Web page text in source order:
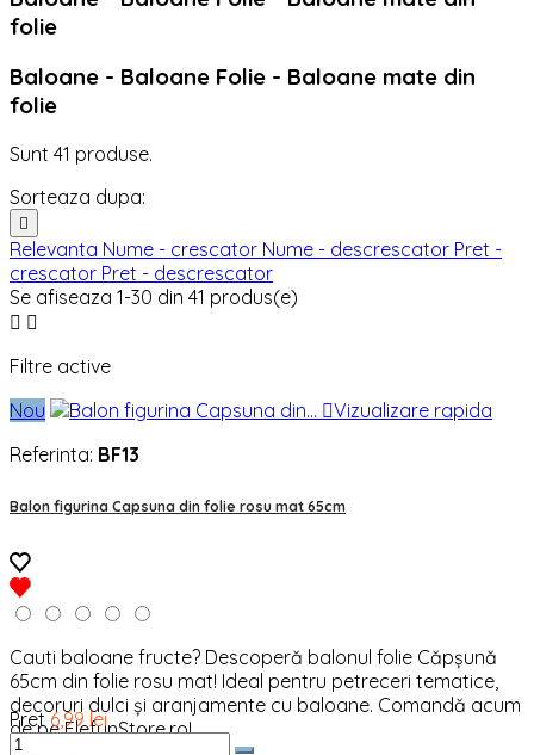
folie
Baloane - Baloane Folie - Baloane mate din
folie
Sunt 41 produse.
Sorteaza dupa:

Relevanta Nume - crescator Nume - descrescator Pret -
crescator Pret - descrescator
Se afiseaza 1-30 din 41 produs(e)
 
Filtre active
Nou
Vizualizare rapida
Referinta: BF13
Balon figurina Capsuna din folie rosu mat 65cm
Cauti baloane fructe? Descoperă balonul folie Căpșună
65cm din folie rosu mat! Ideal pentru petreceri tematice,
decoruri dulci și aranjamente cu baloane. Comandă acum
de pe ElefunStore.ro!
Pret 6,99 lei